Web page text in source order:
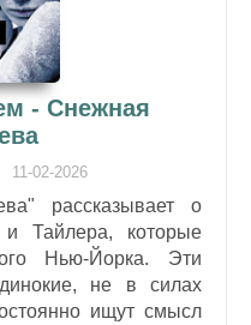
- Снежная
11-02-2026
рассказывает о
Тайлера, которые
Нью-Йорка. Эти
не в силах
ищут смысл